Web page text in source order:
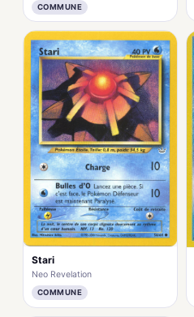
COMMUNE
Stari
Neo Revelation
COMMUNE